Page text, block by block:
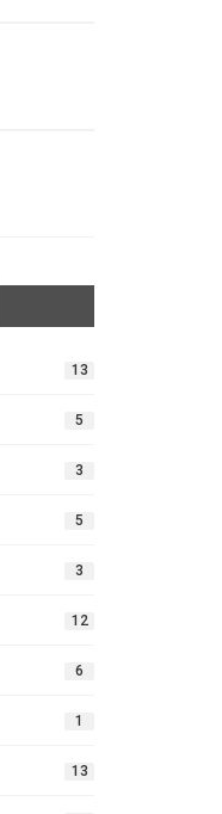
13
5
3
5
3
12
6
1
13